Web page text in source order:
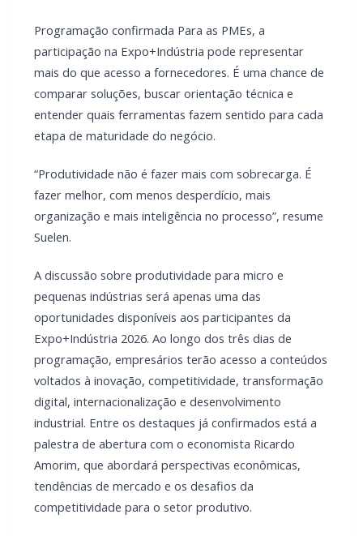
Programação confirmada Para as PMEs, a
participação na Expo+Indústria pode representar
mais do que acesso a fornecedores. É uma chance de
comparar soluções, buscar orientação técnica e
entender quais ferramentas fazem sentido para cada
etapa de maturidade do negócio.
“Produtividade não é fazer mais com sobrecarga. É
fazer melhor, com menos desperdício, mais
organização e mais inteligência no processo”, resume
Suelen.
A discussão sobre produtividade para micro e
pequenas indústrias será apenas uma das
oportunidades disponíveis aos participantes da
Expo+Indústria 2026. Ao longo dos três dias de
programação, empresários terão acesso a conteúdos
voltados à inovação, competitividade, transformação
digital, internacionalização e desenvolvimento
industrial. Entre os destaques já confirmados está a
palestra de abertura com o economista Ricardo
Amorim, que abordará perspectivas econômicas,
tendências de mercado e os desafios da
competitividade para o setor produtivo.